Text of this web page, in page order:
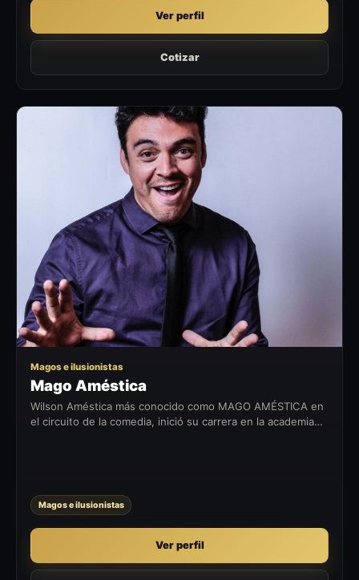
Ver perfil
Cotizar
MA
Magos e ilusionistas
Mago Améstica
Wilson Améstica más conocido como MAGO AMÉSTICA en
el circuito de la comedia, inició su carrera en la academia
Magos e ilusionistas
Ver perfil